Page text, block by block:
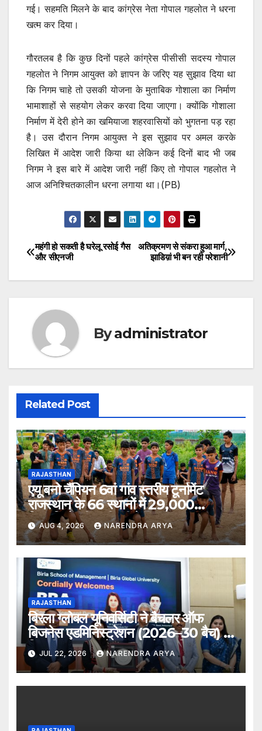
गई। सहमति मिलने के बाद कांग्रेस नेता गोपाल गहलोत ने धरना
खत्म कर दिया।
गौरतलब है कि कुछ दिनों पहले कांग्रेस पीसीसी सदस्य गोपाल
गहलोत ने निगम आयुक्त को ज्ञापन के जरिए यह सुझाव दिया था
कि निगम चाहे तो उसकी योजना के मुताबिक गोशाला का निर्माण
भामाशाहों से सहयोग लेकर करवा दिया जाएगा। क्योंकि गोशाला
निर्माण में देरी होने का खमियाजा शहरवासियों को भुगतना पड़ रहा
है। उस दौरान निगम आयुक्त ने इस सुझाव पर अमल करके
लिखित में आदेश जारी किया था लेकिन कई दिनों बाद भी जब
निगम ने इस बारे में आदेश जारी नहीं किए तो गोपाल गहलोत ने
आज अनिश्चितकालीन धरना लगाया था।(PB)
Post
navigation
अतिक्रमण से संकरा हुआ मार्ग,
झाडिय़ां भी बन रही परेशानी
महंगी हो सकती है घरेलू रसोई गैस
और सीएनजी
Byadministrator
Related Post
RAJASTHAN
एयू बनो चैंपियन 6वां गांव स्तरीय टूर्नामेंट
राजस्थान के 66 स्थानों में 29,000
खिलाड़ियों की भागीदारी के साथ संपन्न हुआ
AUG 4, 2026 NARENDRA ARYA
RAJASTHAN
बिरला ग्लोबल यूनिवर्सिटी ने बैचलर ऑफ
बिजनेस एडमिनिस्ट्रेशन (2026–30 बैच) के
लिए दीक्षारंभ समारोह का आयोजन किया
JUL 22, 2026 NARENDRA ARYA